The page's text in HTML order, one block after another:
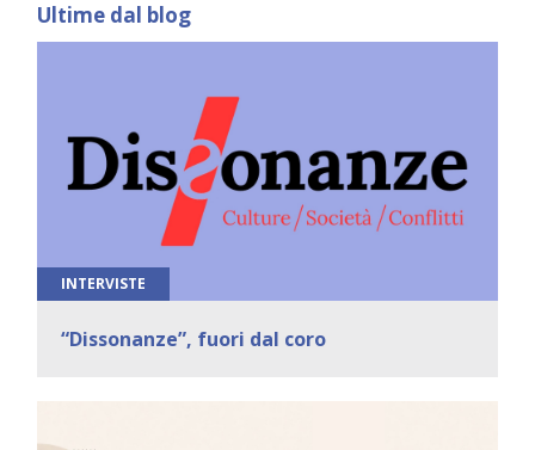
Ultime dal blog
INTERVISTE
“Dissonanze”, fuori dal coro